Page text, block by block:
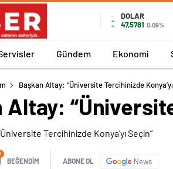
DOLAR
47,5781 0.09%
Gündem Ekonomi
Başkan Altay: “Üniversite Tercihinizde
Altay:
BEĞENDİM ABONE OL News